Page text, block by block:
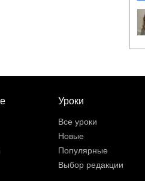
Уроки
Все уроки
Новые
Популярные
Выбор редакции